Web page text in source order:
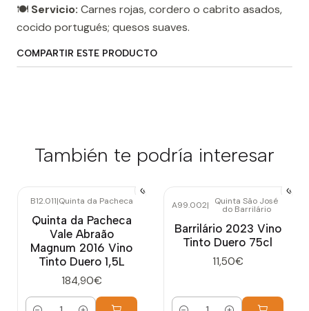
🍽️ Servicio: Carnes rojas, cordero o cabrito asados,
cocido portugués; quesos suaves.
COMPARTIR ESTE PRODUCTO
También te podría interesar
B12.011|Quinta da Pacheca
Quinta da Pacheca
Vale Abraão
Magnum 2016 Vino
Tinto Duero 1,5L
184,90€
A99.002| Quinta São José
do Barrilário
Barrilário 2023 Vino
Tinto Duero 75cl
11,50€